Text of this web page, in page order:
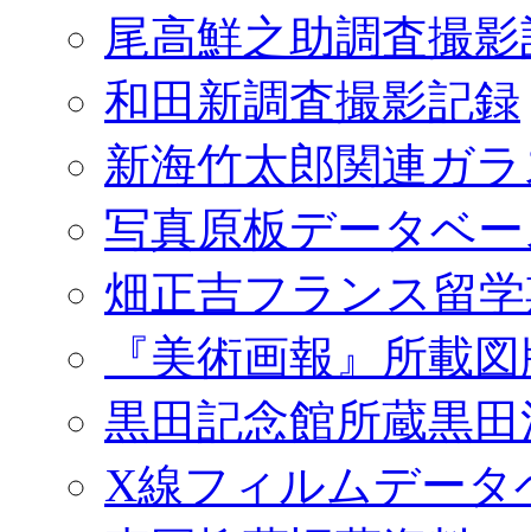
尾高鮮之助調査撮
和田新調査撮影記録
新海竹太郎関連ガ
写真原板データベ
畑正吉フランス留
『美術画報』所載
黒田記念館所蔵黒
X線フィルムデータ